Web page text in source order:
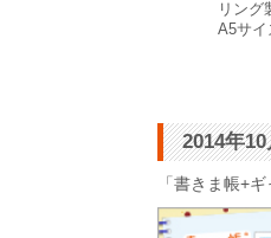
リング
A5サイ
2014年
「書きま帳+